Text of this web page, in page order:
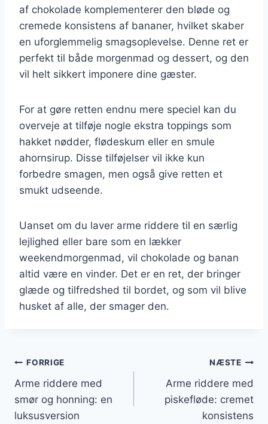
af chokolade komplementerer den bløde og
cremede konsistens af bananer, hvilket skaber
en uforglemmelig smagsoplevelse. Denne ret er
perfekt til både morgenmad og dessert, og den
vil helt sikkert imponere dine gæster.
For at gøre retten endnu mere speciel kan du
overveje at tilføje nogle ekstra toppings som
hakket nødder, flødeskum eller en smule
ahornsirup. Disse tilføjelser vil ikke kun
forbedre smagen, men også give retten et
smukt udseende.
Uanset om du laver arme riddere til en særlig
lejlighed eller bare som en lækker
weekendmorgenmad, vil chokolade og banan
altid være en vinder. Det er en ret, der bringer
glæde og tilfredshed til bordet, og som vil blive
husket af alle, der smager den.
Indlægsnavigation
FORRIGE
Arme riddere med
smør og honning: en
luksusversion
NÆSTE
Arme riddere med
piskefløde: cremet
konsistens